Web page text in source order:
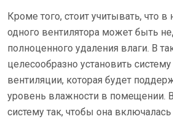
Кроме того, стоит учитывать, что в
одного вентилятора может быть
полноценного удаления влаги. В
целесообразно установить
вентиляции, которая будет
уровень влажности в помещении.
систему так, чтобы она